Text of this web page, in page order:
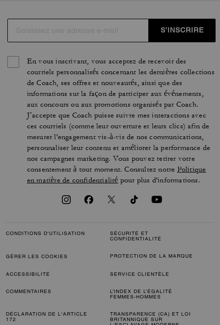
S’INSCRIRE
En vous inscrivant, vous acceptez de recevoir des
courriels personnalisés concernant les dernières collections
de Coach, ses offres et nouveautés, ainsi que des
informations sur la façon de participer aux événements,
aux concours ou aux promotions organisés par Coach.
J’accepte que Coach puisse suivre mes interactions avec
ces courriels (comme leur ouverture et leurs clics) afin de
mesurer l'engagement vis-à-vis de nos communications,
personnaliser leur contenu et améliorer la performance de
nos campagnes marketing. Vous pouvez retirer votre
consentement à tout moment. Consultez notre Politique
en matière de confidentialité pour plus d'informations.
CONDITIONS D'UTILISATION
SÉCURITÉ ET
CONFIDENTIALITÉ
GÉRER LES COOKIES PROTECTION DE LA MARQUE
ACCESSIBILITÉ SERVICE CLIENTÈLE
COMMENTAIRES
L’INDEX DE L’ÉGALITÉ
FEMMES-HOMMES
DÉCLARATION DE L'ARTICLE
172
TRANSPARENCE (CA) ET LOI
BRITANNIQUE SUR